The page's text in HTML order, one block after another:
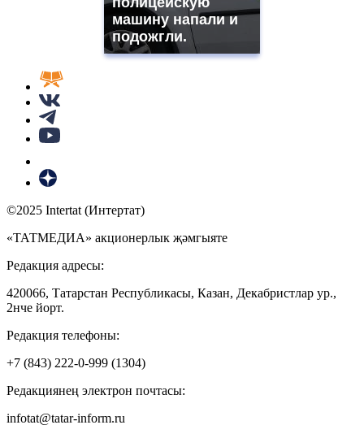
машину напали и
подожгли.
©2025 Intertat (Интертат)
«ТАТМЕДИА» акционерлык җәмгыяте
Редакция адресы:
420066, Татарстан Республикасы, Казан, Декабристлар ур.,
2нче йорт.
Редакция телефоны:
+7 (843) 222-0-999 (1304)
Редакциянең электрон почтасы:
infotat@tatar-inform.ru